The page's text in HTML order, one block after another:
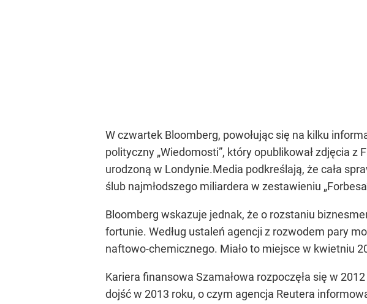
W czwartek Bloomberg, powołując się na kilku
polityczny „Wiedomosti”, który opublikował zdjęcia
urodzoną w Londynie.Media podkreślają, że cała
ślub najmłodszego miliardera w zestawieniu
Bloomberg wskazuje jednak, że o rozstaniu
fortunie. Według ustaleń agencji z rozwodem pary
naftowo-chemicznego. Miało to miejsce w kwietniu
Kariera finansowa Szamałowa rozpoczęła się w
dojść w 2013 roku, o czym agencja Reutera